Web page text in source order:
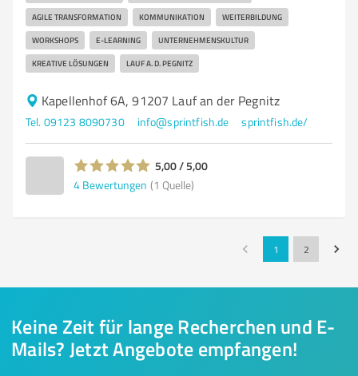
AGILE TRANSFORMATION KOMMUNIKATION WEITERBILDUNG
WORKSHOPS E-LEARNING UNTERNEHMENSKULTUR
KREATIVE LÖSUNGEN LAUF A. D. PEGNITZ
Kapellenhof 6A, 91207 Lauf an der Pegnitz
Tel. 09123 8090730 info@sprintfish.de sprintfish.de/
5,00 / 5,00
4 Bewertungen (1 Quelle)
1 2
Keine Zeit für lange Recherchen und E-
Mails? Jetzt Angebote empfangen!